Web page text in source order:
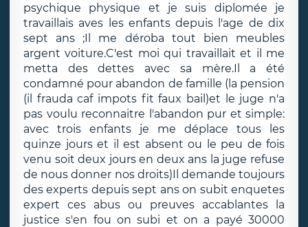
psychique physique et je suis diplomée je
travaillais aves les enfants depuis l'age de dix
sept ans ;Il me déroba tout bien meubles
argent voiture.C'est moi qui travaillait et il me
metta des dettes avec sa mère.Il a été
condamné pour abandon de famille (la pension
(il frauda caf impots fit faux bail)et le juge n'a
pas voulu reconnaitre l'abandon pur et simple:
avec trois enfants je me déplace tous les
quinze jours et il est absent ou le peu de fois
venu soit deux jours en deux ans la juge refuse
de nous donner nos droits)Il demande toujours
des experts depuis sept ans on subit enquetes
expert ces abus ou preuves accablantes la
justice s'en fou on subi et on a payé 30000